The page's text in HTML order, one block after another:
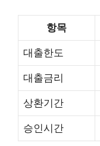
항목
대출한도
대출금리
상환기간
승인시간